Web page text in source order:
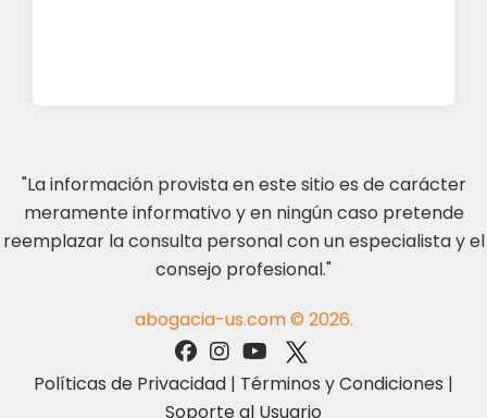
"La información provista en este sitio es de carácter
meramente informativo y en ningún caso pretende
reemplazar la consulta personal con un especialista y el
consejo profesional."
abogacia-us.com © 2026.
Políticas de Privacidad | Términos y Condiciones |
Soporte al Usuario